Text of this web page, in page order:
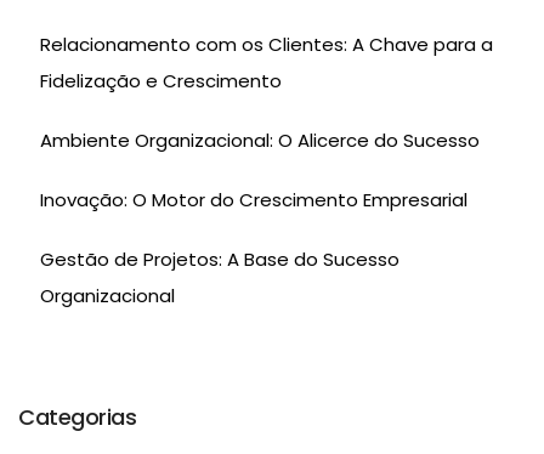
Relacionamento com os Clientes: A Chave para a
Fidelização e Crescimento
Ambiente Organizacional: O Alicerce do Sucesso
Inovação: O Motor do Crescimento Empresarial
Gestão de Projetos: A Base do Sucesso
Organizacional
Categorias